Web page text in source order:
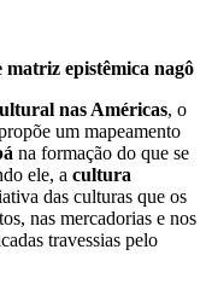
epistêmica nagô
nas Américas, o
um mapeamento
na formação do que se
ele, a cultura
das culturas que os
nas mercadorias e nos
travessias pelo